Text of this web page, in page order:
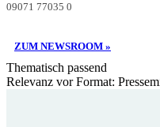
09071 77035 0
ZUM NEWSROOM »
Thematisch passend
Relevanz vor Format: